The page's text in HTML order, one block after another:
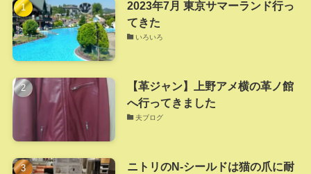
2023年7月 東京サマーランド行っ
てきた
いろいろ
【革ジャン】上野アメ横の革ノ館
へ行ってきました
夫ブログ
ニトリのN-シールドは猫の爪に耐